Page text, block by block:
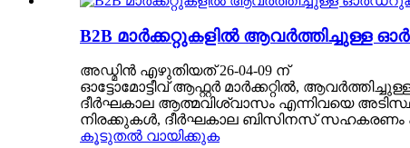
B2B മാർക്കറ്റുകളിൽ
അഡ്മിൻ എഴുതിയത് 26-04-09 ന്
ഓട്ടോമോട്ടീവ് ആഫ്റ്റർ മാർക്കറ്റിൽ,
ദീർഘകാല ആത്മവിശ്വാസം എന്നിവയെ
നിരക്കുകൾ, ദീർഘകാല ബിസിനസ് സഹകരണം
കൂടുതൽ വായിക്കുക